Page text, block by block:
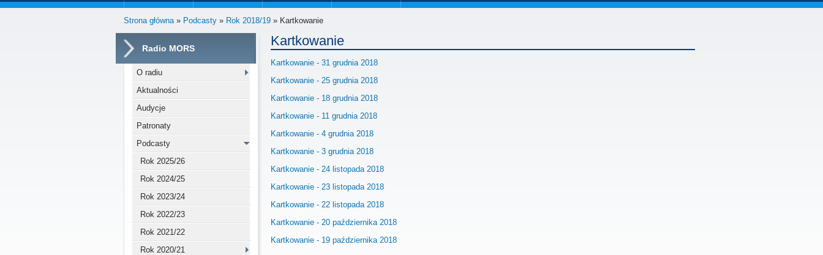
Strona główna» Podcasty » Rok 2018/19 » Kartkowanie
Radio MORS
O radiu
Aktualności
Audycje
Patronaty
Podcasty
Rok 2025/26
Rok 2024/25
Rok 2023/24
Rok 2022/23
Rok 2021/22
Rok 2020/21
Kartkowanie
Kartkowanie - 31 grudnia 2018
Kartkowanie - 25 grudnia 2018
Kartkowanie - 18 grudnia 2018
Kartkowanie - 11 grudnia 2018
Kartkowanie - 4 grudnia 2018
Kartkowanie - 3 grudnia 2018
Kartkowanie - 24 listopada 2018
Kartkowanie - 23 listopada 2018
Kartkowanie - 22 listopada 2018
Kartkowanie - 20 października 2018
Kartkowanie - 19 października 2018